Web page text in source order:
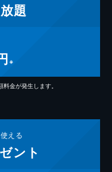
題
※
金が発生します。
える
ント